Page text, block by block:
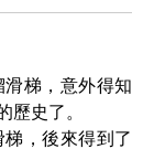
梯，意外得知
歷史了。
，後來得到了